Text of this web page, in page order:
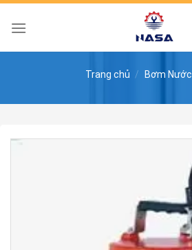
Skip
Trang chủ / Bơm Nước